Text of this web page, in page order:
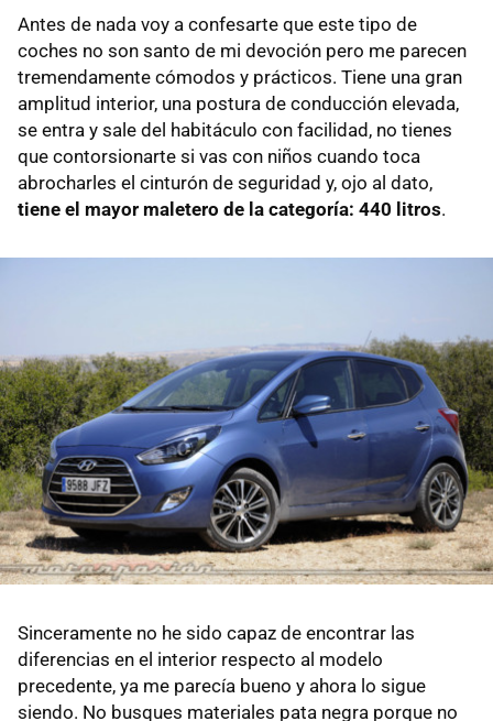
Antes de nada voy a confesarte que este tipo de
coches no son santo de mi devoción pero me parecen
tremendamente cómodos y prácticos. Tiene una gran
amplitud interior, una postura de conducción elevada,
se entra y sale del habitáculo con facilidad, no tienes
que contorsionarte si vas con niños cuando toca
abrocharles el cinturón de seguridad y, ojo al dato,
tiene el mayor maletero de la categoría: 440 litros.
Sinceramente no he sido capaz de encontrar las
diferencias en el interior respecto al modelo
precedente, ya me parecía bueno y ahora lo sigue
siendo. No busques materiales pata negra porque no